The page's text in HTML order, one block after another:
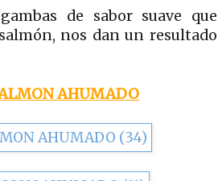
de sabor suave que
nos dan un resultado
AHUMADO